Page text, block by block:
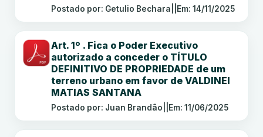
Postado por: Getulio Bechara Em: 14/11/2025
Art. 1º . Fica o Poder Executivo
autorizado a conceder o TÍTULO
DEFINITIVO DE PROPRIEDADE de um
terreno urbano em favor de VALDINEI
MATIAS SANTANA
Postado por: Juan Brandão Em: 11/06/2025